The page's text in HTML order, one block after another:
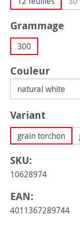
Sélectionnez
Grammage
300
Sélectionnez
Couleur
Sélectionnez
Variant
grain torchon
SKU:
10628974
EAN:
4011367289744